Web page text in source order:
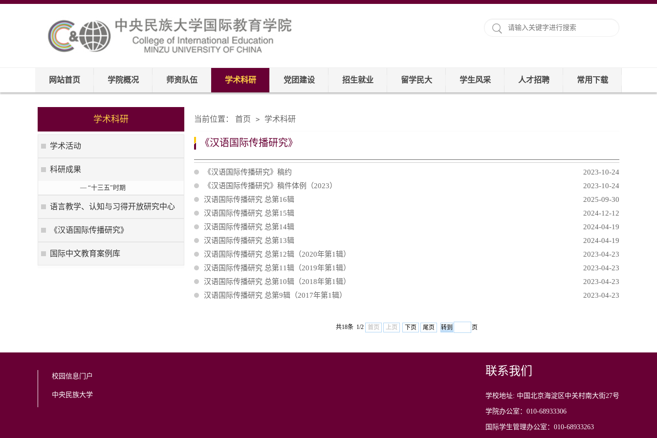
网站首页 学院概况 师资队伍 学术科研 党团建设 招生就业 留学民大 学生风采 人才招聘 常用下载
学术科研
学术活动
科研成果
— “十三五”时期
语言教学、认知与习得开放研究中心
《汉语国际传播研究》
国际中文教育案例库
当前位置： 首页 > 学术科研
《汉语国际传播研究》
2023-10-24
《汉语国际传播研究》稿约
2023-10-24
《汉语国际传播研究》稿件体例（2023）
2025-09-30
汉语国际传播研究 总第16辑
2024-12-12
汉语国际传播研究 总第15辑
2024-04-19
汉语国际传播研究 总第14辑
2024-04-19
汉语国际传播研究 总第13辑
2023-04-23
汉语国际传播研究 总第12辑（2020年第1辑）
2023-04-23
汉语国际传播研究 总第11辑（2019年第1辑）
2023-04-23
汉语国际传播研究 总第10辑（2018年第1辑）
2023-04-23
汉语国际传播研究 总第9辑（2017年第1辑）
共18条 1/2 首页 上页 下页 尾页 页
校园信息门户
中央民族大学
联系我们
学校地址: 中国北京海淀区中关村南大街27号
学院办公室：010-68933306
国际学生管理办公室：010-68933263